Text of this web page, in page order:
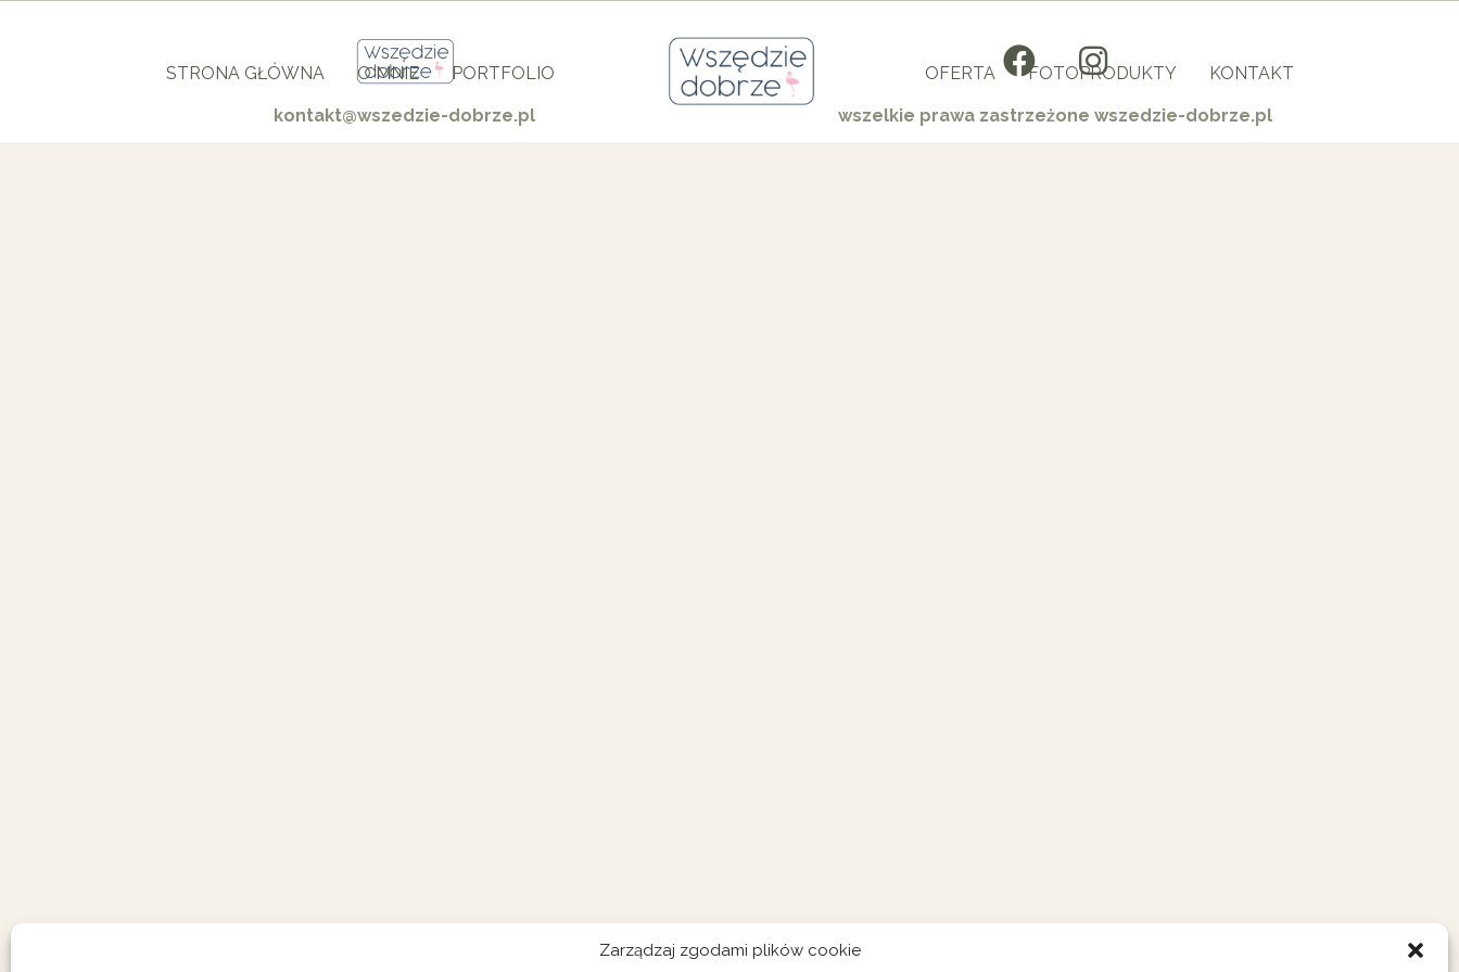
Zarządzaj zgodami plików cookie
STRONA GŁÓWNA O MNIE PORTFOLIO OFERTA FOTOPRODUKTY KONTAKT
kontakt@wszedzie-dobrze.pl wszelkie prawa zastrzeżone wszedzie-dobrze.pl